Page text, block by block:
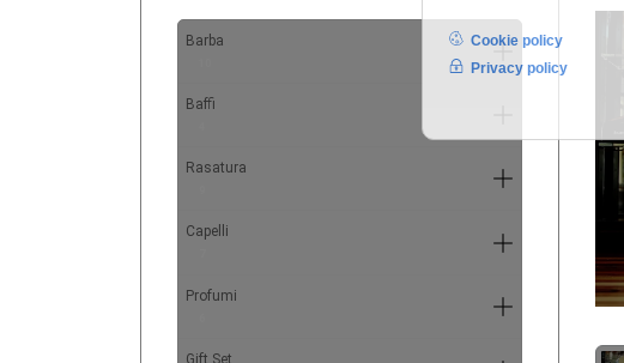
Barba
Baffi
Rasatura
Capelli
Profumi
Gift Set